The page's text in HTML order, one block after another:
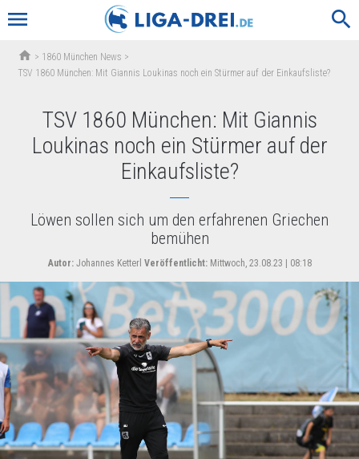
menu search
home > 1860 München News >
TSV 1860 München: Mit Giannis Loukinas noch ein Stürmer auf der Einkaufsliste?
TSV 1860 München: Mit Giannis
Loukinas noch ein Stürmer auf der
Einkaufsliste?
Löwen sollen sich um den erfahrenen Griechen
bemühen
Autor:Johannes Ketterl Veröffentlicht:Mittwoch, 23.08.23 | 08:18